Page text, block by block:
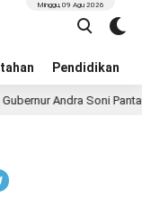
Pendidikan
Minggu, 09 Agu 2026
Andra Soni Pantau